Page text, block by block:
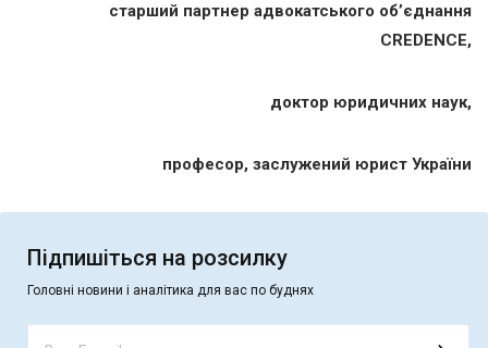
старший партнер адвокатського об’єднання
CREDENCE,
доктор юридичних наук,
професор, заслужений юрист України
Підпишіться на розсилку
Головні новини і аналітика для вас по буднях